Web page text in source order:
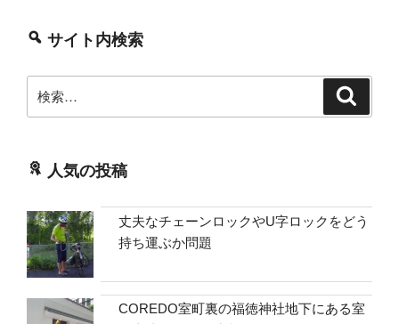
サイト内検索
索:
人気の投稿
丈夫なチェーンロックやU字ロックをどう
持ち運ぶか問題
COREDO室町裏の福徳神社地下にある室